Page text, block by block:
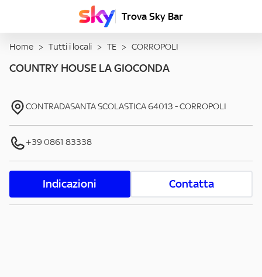
Trova Sky Bar
Home > Tutti i locali > TE > CORROPOLI
COUNTRY HOUSE LA GIOCONDA
CONTRADASANTA SCOLASTICA64013 -CORROPOLI
+39 0861 83338
Indicazioni Contatta